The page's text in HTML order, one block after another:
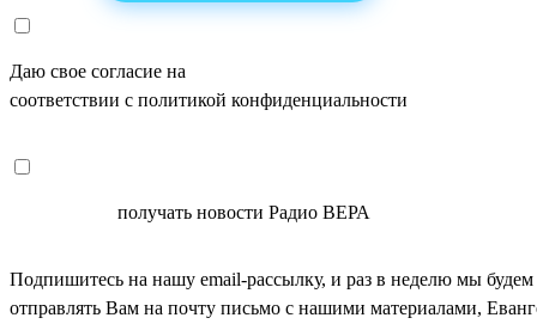
Даю свое согласие на
соответствии с политикой конфиденциальности
получать новости Радио ВЕРА
Подпишитесь на нашу email-рассылку, и раз в неделю мы будем
отправлять Вам на почту письмо с нашими материалами,